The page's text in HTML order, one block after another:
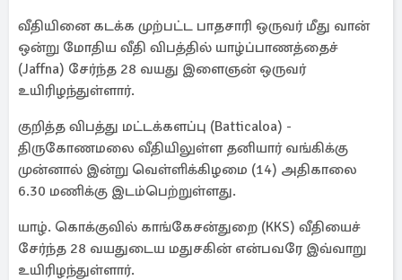
வீதியினை கடக்க முற்பட்ட பாதசாரி ஒருவர் மீது வான்
ஒன்று மோதிய வீதி விபத்தில் யாழ்ப்பாணத்தைச்
(Jaffna) சேர்ந்த 28 வயது இளைஞன் ஒருவர்
உயிரிழந்துள்ளார்.
குறித்த விபத்து மட்டக்களப்பு (Batticaloa) -
திருகோணமலை வீதியிலுள்ள தனியார் வங்கிக்கு
முன்னால் இன்று வெள்ளிக்கிழமை (14) அதிகாலை
6.30 மணிக்கு இடம்பெற்றுள்ளது.
யாழ். கொக்குவில் காங்கேசன்துறை (KKS) வீதியைச்
சேர்ந்த 28 வயதுடைய மதுசகின் என்பவரே இவ்வாறு
உயிரிழந்துள்ளார்.